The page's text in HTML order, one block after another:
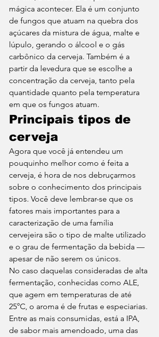
mágica acontecer. Ela é um conjunto
de fungos que atuam na quebra dos
açúcares da mistura de água, malte e
lúpulo, gerando o álcool e o gás
carbônico da cerveja. Também é a
partir da levedura que se escolhe a
concentração da cerveja, tanto pela
quantidade quanto pela temperatura
em que os fungos atuam.
Principais tipos de
cerveja
Agora que você já entendeu um
pouquinho melhor como é feita a
cerveja, é hora de nos debruçarmos
sobre o conhecimento dos principais
tipos. Você deve lembrar-se que os
fatores mais importantes para a
caracterização de uma família
cervejeira são o tipo de malte utilizado
e o grau de fermentação da bebida —
apesar de não serem os únicos.
No caso daquelas consideradas de alta
fermentação, conhecidas como ALE,
que agem em temperaturas de até
25°C, o aroma é de frutas e especiarias.
Entre as mais consumidas, está a IPA,
de sabor mais amendoado, uma das